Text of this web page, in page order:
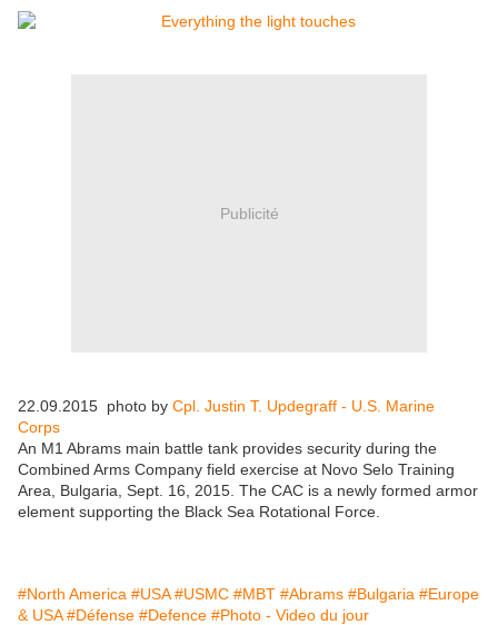
Publicité
22.09.2015 photo by Cpl. Justin T. Updegraff - U.S. Marine
Corps
An M1 Abrams main battle tank provides security during the
Combined Arms Company field exercise at Novo Selo Training
Area, Bulgaria, Sept. 16, 2015. The CAC is a newly formed armor
element supporting the Black Sea Rotational Force.
#North America #USA #USMC #MBT #Abrams #Bulgaria #Europe
& USA #Défense #Defence #Photo - Video du jour